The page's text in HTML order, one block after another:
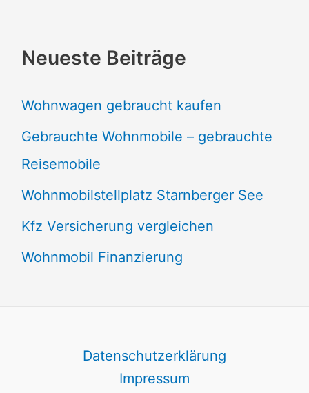
Neueste Beiträge
Wohnwagen gebraucht kaufen
Gebrauchte Wohnmobile – gebrauchte
Reisemobile
Wohnmobilstellplatz Starnberger See
Kfz Versicherung vergleichen
Wohnmobil Finanzierung
Datenschutzerklärung
Impressum